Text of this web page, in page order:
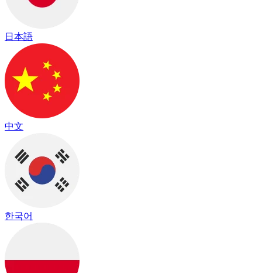
日本語
中文
한국어